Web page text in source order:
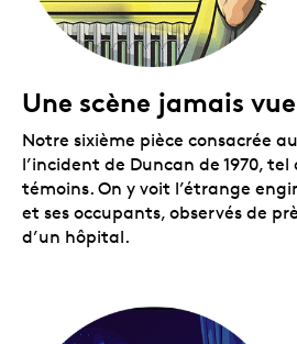
Une scène jamais
Notre sixième pièce consacrée
l’incident de Duncan de 1970,
témoins. On y voit l’étrange
et ses occupants, observés de
d’un hôpital.